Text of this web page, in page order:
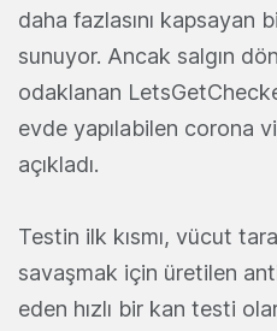
daha fazlasını kapsayan
sunuyor. Ancak salgın
odaklanan
evde yapılabilen corona
açıkladı.
Testin ilk kısmı, vücut
savaşmak için üretilen
eden hızlı bir kan testi